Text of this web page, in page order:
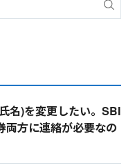
名)を変更したい。SBI
両方に連絡が必要なの